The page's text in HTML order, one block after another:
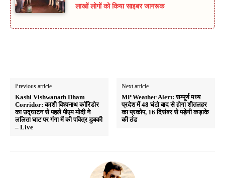
लाखों लोगों को किया साइबर जागरूक
Previous article
Kashi Vishwanath Dham
Corridor: काशी विश्वनाथ कॉरिडोर
का उद्घाटन से पहले पीएम मोदी ने
ललिता घाट पर गंगा में की पवित्र डुबकी
– Live
Next article
MP Weather Alert: सम्पूर्ण मध्य
प्रदेश में 48 घंटो बाद से होगा शीतलहर
का प्रकोप, 16 दिसंबर से पड़ेगी कड़ाके
की ठंड